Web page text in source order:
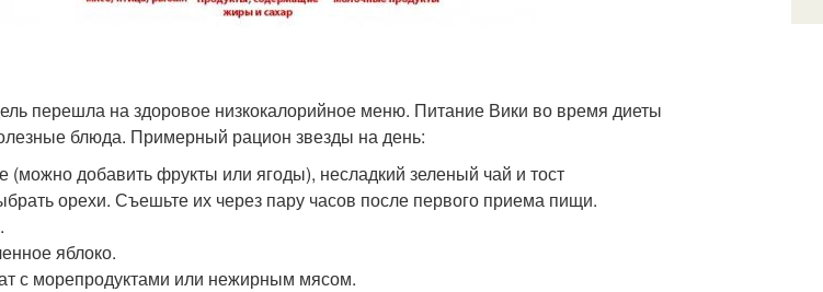
перешла на здоровое низкокалорийное меню. Питание Вики во время диеты
блюда. Примерный рацион звезды на день:
(можно добавить фрукты или ягоды), несладкий зеленый чай и тост
орехи. Съешьте их через пару часов после первого приема пищи.
яблоко.
с морепродуктами или нежирным мясом.